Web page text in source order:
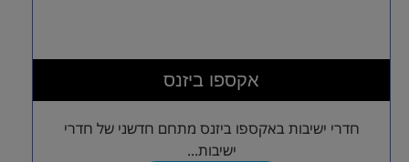
אקספו ביזנס
חדרי ישיבות באקספו ביזנס מתחם חדשני של חדרי
ישיבות...